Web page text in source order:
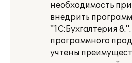
необходимость
внедрить
"1С:Бухгалтерия
программного
учтены